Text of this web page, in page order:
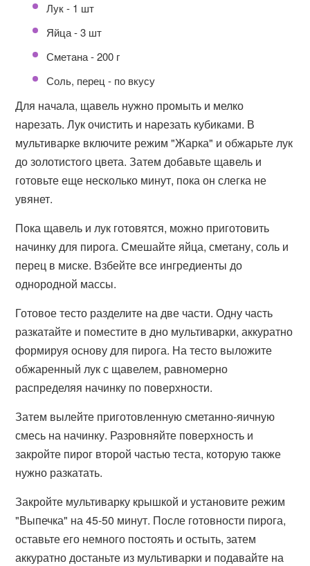
Лук - 1 шт
Яйца - 3 шт
Сметана - 200 г
Соль, перец - по вкусу
Для начала, щавель нужно промыть и мелко
нарезать. Лук очистить и нарезать кубиками. В
мультиварке включите режим "Жарка" и обжарьте лук
до золотистого цвета. Затем добавьте щавель и
готовьте еще несколько минут, пока он слегка не
увянет.
Пока щавель и лук готовятся, можно приготовить
начинку для пирога. Смешайте яйца, сметану, соль и
перец в миске. Взбейте все ингредиенты до
однородной массы.
Готовое тесто разделите на две части. Одну часть
разкатайте и поместите в дно мультиварки, аккуратно
формируя основу для пирога. На тесто выложите
обжаренный лук с щавелем, равномерно
распределяя начинку по поверхности.
Затем вылейте приготовленную сметанно-яичную
смесь на начинку. Разровняйте поверхность и
закройте пирог второй частью теста, которую также
нужно разкатать.
Закройте мультиварку крышкой и установите режим
"Выпечка" на 45-50 минут. После готовности пирога,
оставьте его немного постоять и остыть, затем
аккуратно достаньте из мультиварки и подавайте на